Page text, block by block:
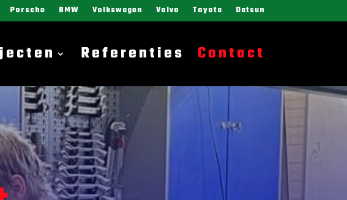
Porsche BMW Volkswagen Volvo Toyota Datsun
Referenties Contact